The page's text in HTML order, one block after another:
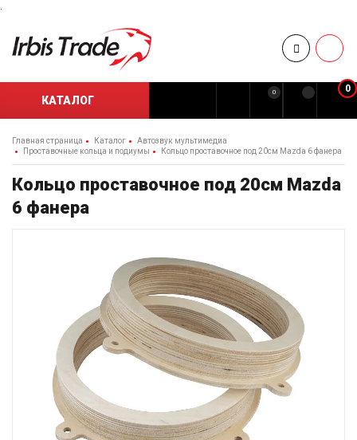
.
КАТАЛОГ
0 0
Главная страница Каталог
Автозвук мультимедиа
Проставочные кольца и подиумы
Кольцо проставочное под 20см Mazda 6 фанера
Кольцо проставочное под 20см Mazda
6 фанера